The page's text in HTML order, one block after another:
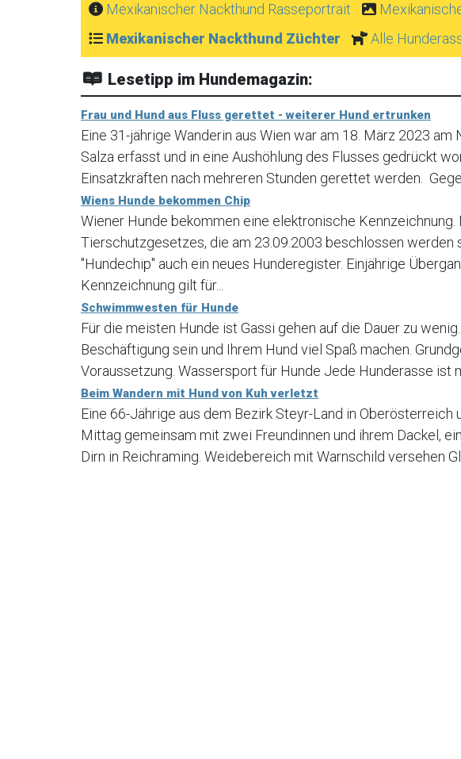
Mexikanischer Nackthund Rasseportrait
Mexikanischer Nackthund Züchter
Alle
Lesetipp im Hundemagazin:
Frau und Hund aus Fluss gerettet - weiterer Hund ertrunken
Eine 31-jährige Wanderin aus Wien war am 18. März 2023
Salza erfasst und in eine Aushöhlung des Flusses gedrückt
Einsatzkräften nach mehreren Stunden gerettet werden.
Wiens Hunde bekommen Chip
Wiener Hunde bekommen eine elektronische
Tierschutzgesetzes, die am 23.09.2003 beschlossen werden
"Hundechip" auch ein neues Hunderegister. Einjährige
Kennzeichnung gilt für...
Schwimmwesten für Hunde
Für die meisten Hunde ist Gassi gehen auf die Dauer zu
Beschäftigung sein und Ihrem Hund viel Spaß machen.
Voraussetzung. Wassersport für Hunde Jede Hunderasse ist
Beim Wandern mit Hund von Kuh verletzt
Eine 66-Jährige aus dem Bezirk Steyr-Land in Oberösterreich
Mittag gemeinsam mit zwei Freundinnen und ihrem Dackel,
Dirn in Reichraming. Weidebereich mit Warnschild versehen